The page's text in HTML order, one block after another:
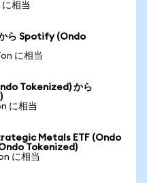
に相当
ら Spotify (Ondo
に相当
Tokenized) から
に相当
Metals ETF (Ondo
Tokenized)
に相当